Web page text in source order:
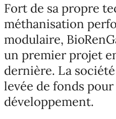
Fort de sa propre
méthanisation
modulaire,
un premier projet
dernière. La
levée de fonds
développement.